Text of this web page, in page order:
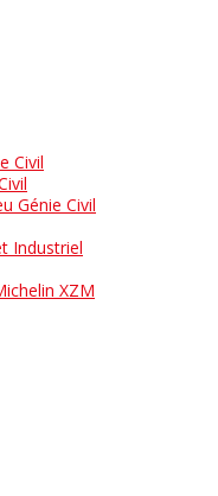
Civil
Génie Civil
Industriel
XZM